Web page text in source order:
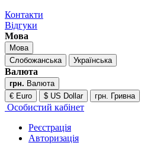
Контакти
Відгуки
Мова
Мова
Слобожанська
Українська
Валюта
грн. Валюта
€ Euro
$ US Dollar грн. Гривна
Особистий кабінет
Реєстрація
Авторизація